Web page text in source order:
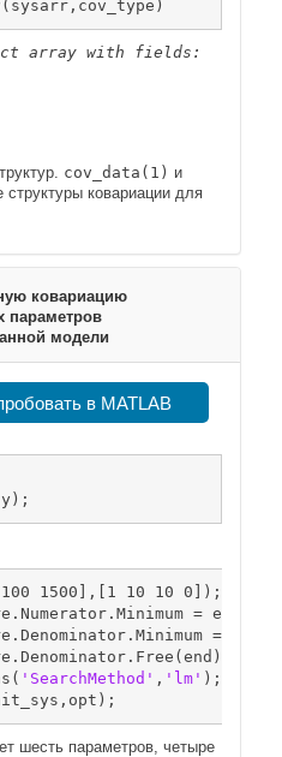
array with fields:
cov_data(1) и
структуры ковариации для
ковариацию
параметров
модели
в MATLAB
1500],[1 10 10 0]);
= eps;
= eps;
=
'SearchMethod' , 'lm' );
шесть параметров, четыре